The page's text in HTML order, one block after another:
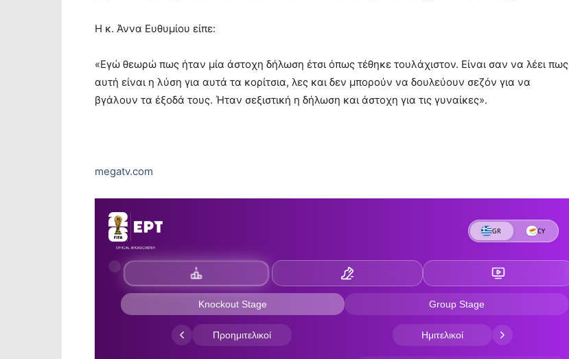
Η κ. Άννα Ευθυμίου είπε:
«Εγώ θεωρώ πως ήταν μία άστοχη δήλωση έτσι όπως τέθηκε τουλάχιστον. Είναι σαν να λέει πως
αυτή είναι η λύση για αυτά τα κορίτσια, λες και δεν μπορούν να δουλεύουν σεζόν για να
βγάλουν τα έξοδά τους. Ήταν σεξιστική η δήλωση και άστοχη για τις γυναίκες».
megatv.com